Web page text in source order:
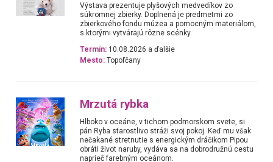
Výstava prezentuje plyšových medvedíkov zo
súkromnej zbierky. Doplnená je predmetmi zo
zbierkového fondu múzea a pomocným materiálom,
s ktorými vytvárajú rôzne scénky.
Termín: 10.08.2026 a ďalšie
Mesto: Topoľčany
Mrzutá rybka
Hlboko v oceáne, v tichom podmorskom svete, si
pán Ryba starostlivo stráži svoj pokoj. Keď mu však
nečakané stretnutie s energickým dráčikom Pipou
obráti život naruby, vydáva sa na dobrodružnú cestu
naprieč farebným oceánom.